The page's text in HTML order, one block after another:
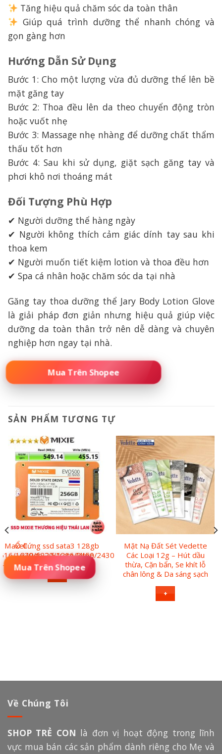
Tăng hiệu quả chăm sóc da toàn thân
Giúp quá trình dưỡng thể nhanh chóng và
gọn gàng hơn
Hướng Dẫn Sử Dụng
Bước 1: Cho một lượng vừa đủ dưỡng thể lên bề
mặt găng tay
Bước 2: Thoa đều lên da theo chuyển động tròn
hoặc vuốt nhẹ
Bước 3: Massage nhẹ nhàng để dưỡng chất thẩm
thấu tốt hơn
Bước 4: Sau khi sử dụng, giặt sạch găng tay và
phơi khô nơi thoáng mát
Đối Tượng Phù Hợp
✔ Người dưỡng thể hàng ngày
✔ Người không thích cảm giác dính tay sau khi
thoa kem
✔ Người muốn tiết kiệm lotion và thoa đều hơn
✔ Spa cá nhân hoặc chăm sóc da tại nhà
Găng tay thoa dưỡng thể Jary Body Lotion Glove
là giải pháp đơn giản nhưng hiệu quả giúp việc
dưỡng da toàn thân trở nên dễ dàng và chuyên
nghiệp hơn ngay tại nhà.
ĐẶT MUA NGAY – SỐ LƯỢNG CÓ HẠN
Đặt Mua Sản Phẩm
SẢN PHẨM TƯƠNG TỰ
Ổ Cứng ssd sata3 128gb
240gb 2.5 “sata Mixie
Mặt Nạ Đất Sét Vedette
Các Loại 12g – Hút dầu
thừa, Cặn bẩn, Se khít lỗ
chân lông & Da sáng sạch
+
Maxell
1620/1220/1216/2450/2430
Hàng Chính Hãng
Về Chúng Tôi
SHOP TRẺ CON là đơn vị hoạt động trong lĩnh
vực mua bán các sản phẩm dành riêng cho Mẹ và